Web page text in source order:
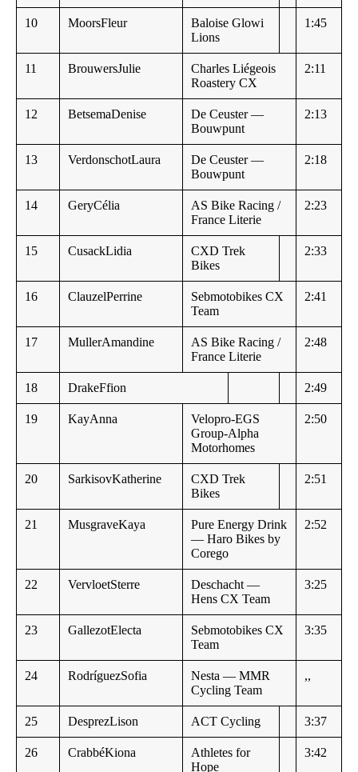
10 MoorsFleur
Baloise Glowi
Lions
1:45
11 BrouwersJulie
Charles Liégeois
Roastery CX
2:11
12 BetsemaDenise
De Ceuster —
Bouwpunt
2:13
13 VerdonschotLaura
De Ceuster —
Bouwpunt
2:18
14 GeryCélia
AS Bike Racing /
France Literie
2:23
15 CusackLidia
CXD Trek
Bikes
2:33
16 ClauzelPerrine
Sebmotobikes CX
Team
2:41
17 MullerAmandine
AS Bike Racing /
France Literie
2:48
18 DrakeFfion 2:49
19 KayAnna
Velopro-EGS
Group-Alpha
Motorhomes
2:50
20 SarkisovKatherine
CXD Trek
Bikes
2:51
21 MusgraveKaya
Pure Energy Drink
— Haro Bikes by
Corego
2:52
22 VervloetSterre
Deschacht —
Hens CX Team
3:25
23 GallezotElecta
Sebmotobikes CX
Team
3:35
24 RodríguezSofia
Nesta — MMR
Cycling Team
,,
25 DesprezLison ACT Cycling 3:37
26 CrabbéKiona
Athletes for
Hope
3:42